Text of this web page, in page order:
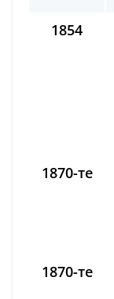
1854
1870-те
1870-те